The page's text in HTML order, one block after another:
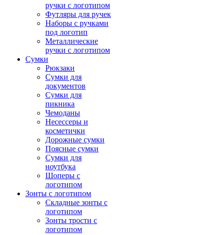
ручки с логотипом
Футляры для ручек
Наборы с ручками
под логотип
Металлические
ручки с логотипом
Сумки
Рюкзаки
Сумки для
документов
Сумки для
пикника
Чемоданы
Несессеры и
косметички
Дорожные сумки
Поясные сумки
Сумки для
ноутбука
Шоперы с
логотипом
Зонты с логотипом
Складные зонты с
логотипом
Зонты трости с
логотипом